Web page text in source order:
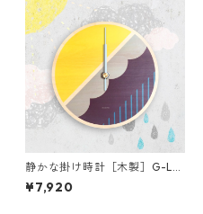
静かな掛け時計［木製］G-Le
mon
¥7,920